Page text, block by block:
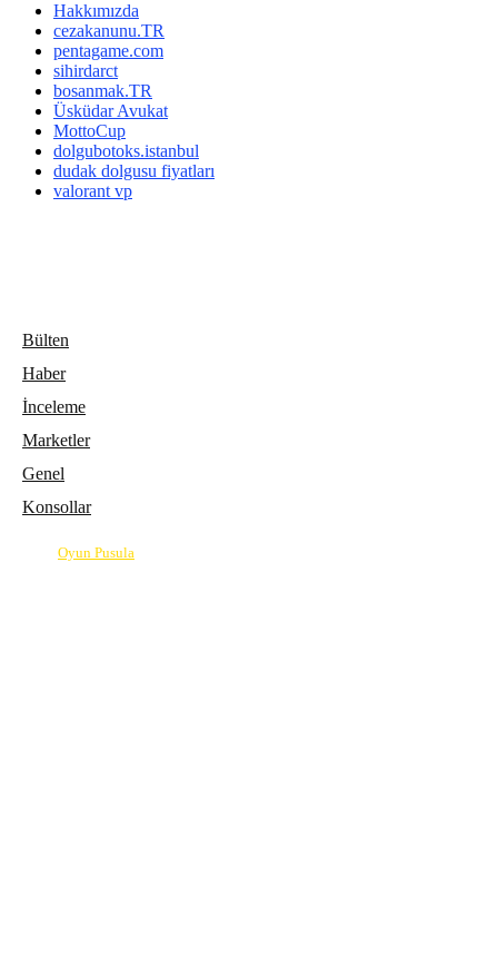
Hakkımızda
cezakanunu.TR
pentagame.com
sihirdarct
bosanmak.TR
Üsküdar Avukat
MottoCup
dolgubotoks.istanbul
dudak dolgusu fiyatları
valorant vp
Bülten
Haber
İnceleme
Marketler
Genel
Konsollar
Oyun Pusula